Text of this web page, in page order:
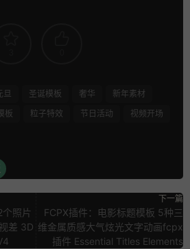
旦 圣诞模板 奢华
新年素材
板 粒子特效 节日活动
视频开场
照片
差 3D
下一篇
FCPX插件：电影标题模板 5种三
维金属质感大气炫光文字动画fcpx
插件 Essential Titles Elements